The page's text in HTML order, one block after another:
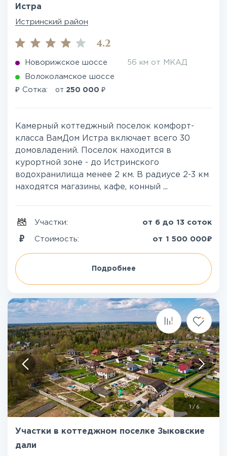
Истра
Истринский район
4.2
Новорижское шоссе 56 км от МКАД
Волоколамское шоссе
₽ Сотка: от 250 000 ₽
Камерный коттеджный поселок комфорт-
класса ВамДом Истра включает всего 30
домовладений. Поселок находится в
курортной зоне - до Истринского
водохранилища менее 2 км. В радиусе 2-3 км
находятся магазины, кафе, конный ...
Участки: от 6 до 13 соток
Стоимость: от 1 500 000₽
Подробнее
1 /6
Участки в коттеджном поселке Зыковские
дали